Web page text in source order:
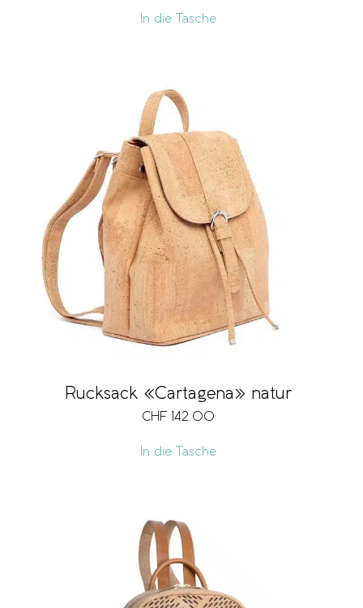
In die Tasche
Rucksack «Cartagena» natur
CHF 142.00
In die Tasche